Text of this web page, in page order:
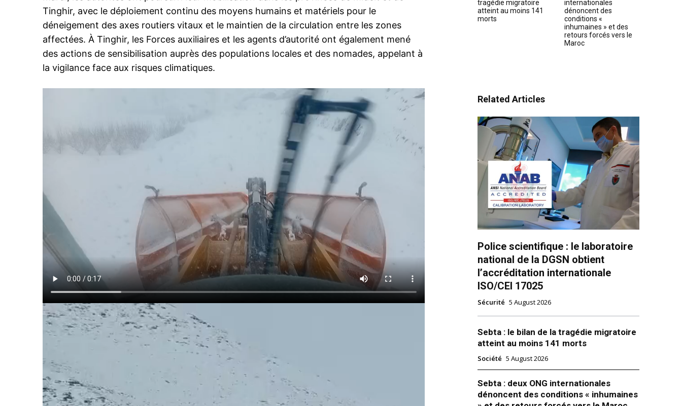
le1.ma
l'intelligence de
l'information
Insight Publications
Tinghir, avec le déploiement continu des moyens humains et matériels pour le
déneigement des axes routiers vitaux et le maintien de la circulation entre les zones
affectées. À Tinghir, les Forces auxiliaires et les agents d’autorité ont également mené
des actions de sensibilisation auprès des populations locales et des nomades, appelant à
la vigilance face aux risques climatiques.
tragédie migratoire
atteint au moins 141
morts
internationales
dénoncent des
conditions «
inhumaines » et des
retours forcés vers le
Maroc
Related Articles
Police scientifique : le laboratoire
national de la DGSN obtient
l’accréditation internationale
ISO/CEI 17025
Sécurité 5 August 2026
Sebta : le bilan de la tragédie migratoire
atteint au moins 141 morts
Société 5 August 2026
Sebta : deux ONG internationales
dénoncent des conditions « inhumaines